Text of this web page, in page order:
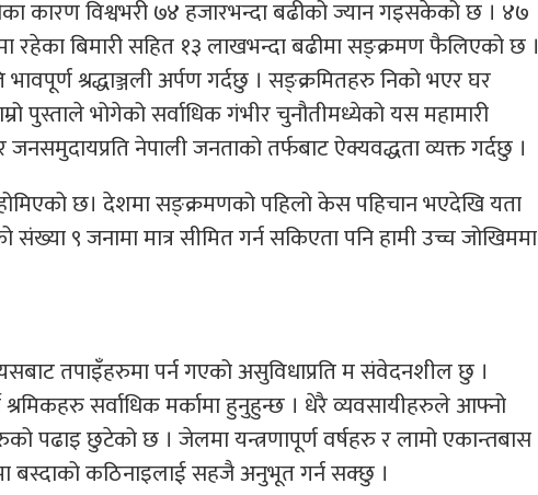
कारण विश्वभरी ७४ हजारभन्दा बढीको ज्यान गइसकेको छ । ४७
रहेका बिमारी सहित १३ लाखभन्दा बढीमा सङ्क्रमण फैलिएको छ ।
श्रद्धाञ्जली अर्पण गर्दछु । सङ्क्रमितहरु निको भएर घर
पुस्ताले भोगेको सर्वाधिक गंभीर चुनौतीमध्येको यस महामारी
जनसमुदायप्रति नेपाली जनताको तर्फबाट ऐक्यवद्धता व्यक्त गर्दछु ।
छ। देशमा सङ्क्रमणको पहिलो केस पहिचान भएदेखि यता
संख्या ९ जनामा मात्र सीमित गर्न सकिएता पनि हामी उच्च जोखिममा
तपाइँहरुमा पर्न गएको असुविधाप्रति म संवेदनशील छु ।
श्रमिकहरु सर्वाधिक मर्कामा हुनुहुन्छ । धेरै व्यवसायीहरुले आफ्नो
पढाइ छुटेको छ । जेलमा यन्त्रणापूर्ण वर्षहरु र लामो एकान्तबास
बस्दाको कठिनाइलाई सहजै अनुभूत गर्न सक्छु ।